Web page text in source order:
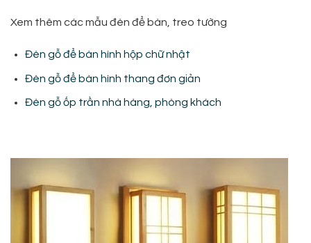
Xem thêm các mẫu đèn để bàn, treo tường
Đèn gỗ để bàn hình hộp chữ nhật
Đèn gỗ để bàn hình thang đơn giản
Đèn gỗ ốp trần nhà hàng, phòng khách